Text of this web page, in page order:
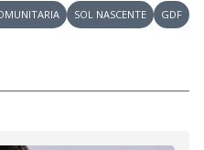
SOL NASCENTE GDF